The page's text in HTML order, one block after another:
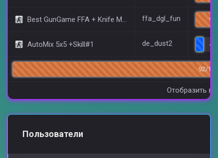
Best GunGame FFA + Knife MOD(+18) ffa_dgl_fun 9/
AutoMix 5x5 +Skill#1 de_dust2 4/
92/144
Отобразить
Пользователи